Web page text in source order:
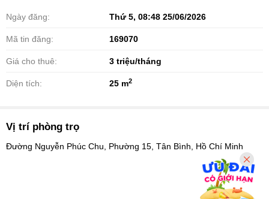
Ngày đăng: Thứ 5, 08:48 25/06/2026
Mã tin đăng: 169070
Giá cho thuê: 3 triệu/tháng
Diện tích: 25 m2
Vị trí phòng trọ
Đường Nguyễn Phúc Chu, Phường 15, Tân Bình, Hồ Chí Minh